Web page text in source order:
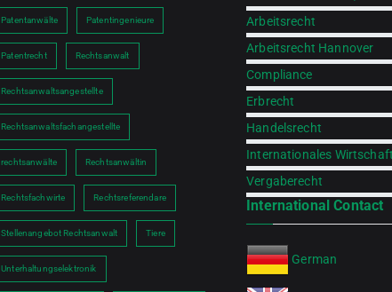
Patentanwälte Patentingenieure
Patentrecht Rechtsanwalt
Rechtsanwaltsangestellte
Rechtsanwaltsfachangestellte
rechtsanwälte Rechtsanwältin
Rechtsfachwirte Rechtsreferendare
Stellenangebot Rechtsanwalt Tiere
Unterhaltungselektronik
Arbeitsrecht
Arbeitsrecht Hannover
Compliance
Erbrecht
Handelsrecht
Internationales
Vergaberecht
International Contact
German